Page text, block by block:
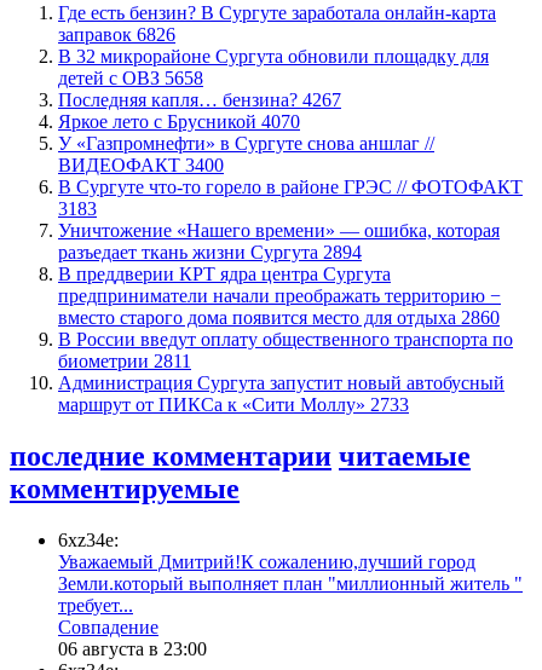
​Где есть бензин? В Сургуте заработала онлайн-карта
заправок 6826
В 32 микрорайоне Сургута обновили площадку для
детей с ОВЗ 5658
​Последняя капля… бензина? 4267
Яркое лето с Брусникой 4070
У «Газпромнефти» в Сургуте снова аншлаг //
ВИДЕОФАКТ 3400
​В Сургуте что-то горело в районе ГРЭС // ФОТОФАКТ
3183
​Уничтожение «Нашего времени» — ошибка, которая
разъедает ткань жизни Сургута 2894
​В преддверии КРТ ядра центра Сургута
предприниматели начали преображать территорию −
вместо старого дома появится место для отдыха 2860
В России введут оплату общественного транспорта по
биометрии 2811
​Администрация Сургута запустит новый автобусный
маршрут от ПИКСа к «Сити Моллу» 2733
последние комментарии читаемые
комментируемые
6xz34e:
Уважаемый Дмитрий!К сожалению,лучший город
Земли.который выполняет план "миллионный житель "
требует...
​Совпадение
06 августа в 23:00